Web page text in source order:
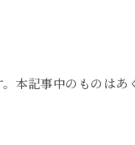
本記事中のものはあ